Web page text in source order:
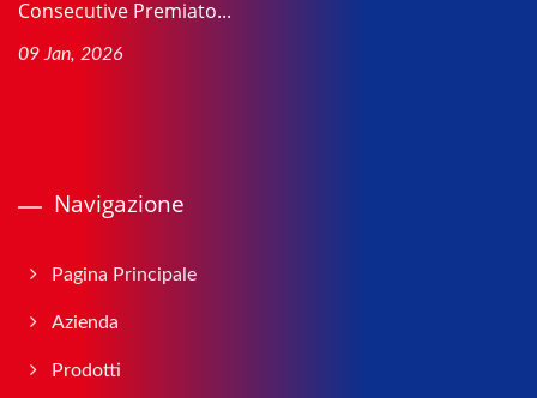
Consecutive Premiato...
09 Jan, 2026
Navigazione
Pagina Principale
Azienda
Prodotti